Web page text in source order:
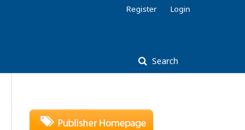
Search
Register Login